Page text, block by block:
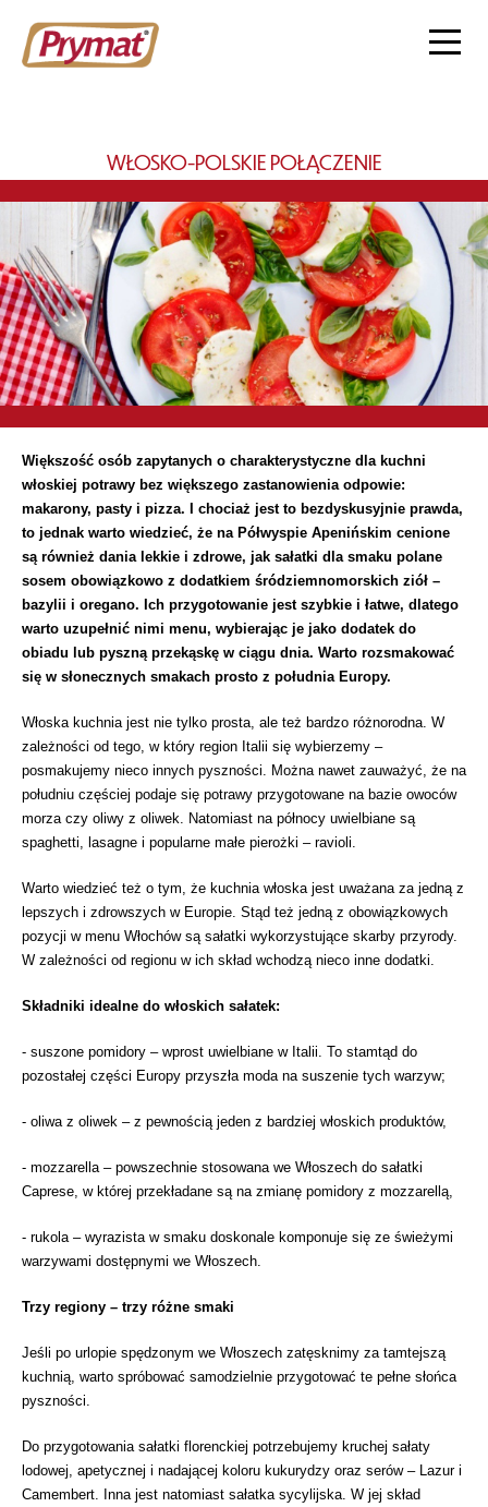
WŁOSKO-POLSKIE POŁĄCZENIE
Większość osób zapytanych o charakterystyczne dla kuchni
włoskiej potrawy bez większego zastanowienia odpowie:
makarony, pasty i pizza. I chociaż jest to bezdyskusyjnie prawda,
to jednak warto wiedzieć, że na Półwyspie Apenińskim cenione
są również dania lekkie i zdrowe, jak sałatki dla smaku polane
sosem obowiązkowo z dodatkiem śródziemnomorskich ziół –
bazylii i oregano. Ich przygotowanie jest szybkie i łatwe, dlatego
warto uzupełnić nimi menu, wybierając je jako dodatek do
obiadu lub pyszną przekąskę w ciągu dnia. Warto rozsmakować
się w słonecznych smakach prosto z południa Europy.
Włoska kuchnia jest nie tylko prosta, ale też bardzo różnorodna. W
zależności od tego, w który region Italii się wybierzemy –
posmakujemy nieco innych pyszności. Można nawet zauważyć, że na
południu częściej podaje się potrawy przygotowane na bazie owoców
morza czy oliwy z oliwek. Natomiast na północy uwielbiane są
spaghetti, lasagne i popularne małe pierożki – ravioli.
Warto wiedzieć też o tym, że kuchnia włoska jest uważana za jedną z
lepszych i zdrowszych w Europie. Stąd też jedną z obowiązkowych
pozycji w menu Włochów są sałatki wykorzystujące skarby przyrody.
W zależności od regionu w ich skład wchodzą nieco inne dodatki.
Składniki idealne do włoskich sałatek:
- suszone pomidory – wprost uwielbiane w Italii. To stamtąd do
pozostałej części Europy przyszła moda na suszenie tych warzyw;
- oliwa z oliwek – z pewnością jeden z bardziej włoskich produktów,
- mozzarella – powszechnie stosowana we Włoszech do sałatki
Caprese, w której przekładane są na zmianę pomidory z mozzarellą,
- rukola – wyrazista w smaku doskonale komponuje się ze świeżymi
warzywami dostępnymi we Włoszech.
Trzy regiony – trzy różne smaki
Jeśli po urlopie spędzonym we Włoszech zatęsknimy za tamtejszą
kuchnią, warto spróbować samodzielnie przygotować te pełne słońca
pyszności.
Do przygotowania sałatki florenckiej potrzebujemy kruchej sałaty
lodowej, apetycznej i nadającej koloru kukurydzy oraz serów – Lazur i
Camembert. Inna jest natomiast sałatka sycylijska. W jej skład